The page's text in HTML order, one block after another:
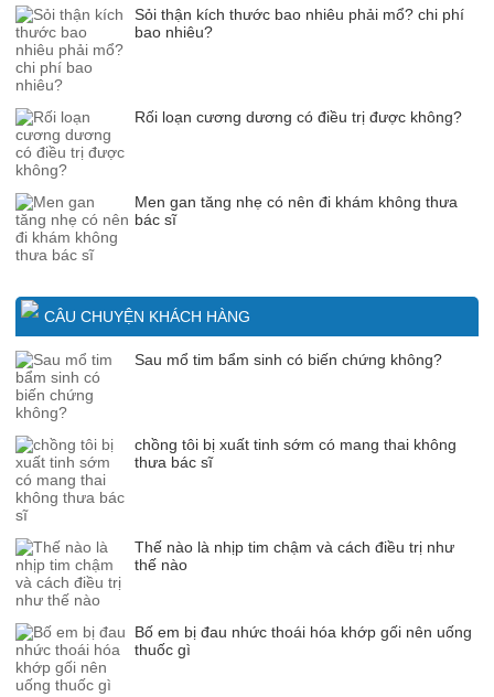
Sỏi thận kích thước bao nhiêu phải mổ? chi phí
bao nhiêu?
Rối loạn cương dương có điều trị được không?
Men gan tăng nhẹ có nên đi khám không thưa
bác sĩ
CÂU CHUYỆN KHÁCH HÀNG
Sau mổ tim bẩm sinh có biến chứng không?
chồng tôi bị xuất tinh sớm có mang thai không
thưa bác sĩ
Thế nào là nhịp tim chậm và cách điều trị như
thế nào
Bố em bị đau nhức thoái hóa khớp gối nên uống
thuốc gì